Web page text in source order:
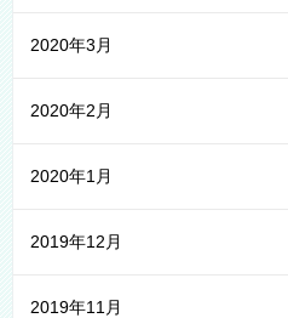
2020年3月
2020年2月
2020年1月
2019年12月
2019年11月